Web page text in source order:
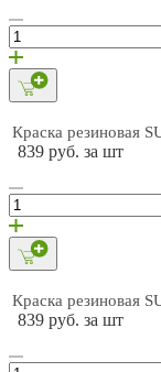
Краска резиновая
839 руб. за шт
Краска резиновая
839 руб. за шт